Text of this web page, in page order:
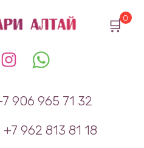
906 965 71 32
962 813 81 18
0